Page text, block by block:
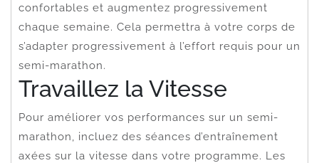
confortables et augmentez progressivement
chaque semaine. Cela permettra à votre corps de
s’adapter progressivement à l’effort requis pour un
semi-marathon.
Travaillez la Vitesse
Pour améliorer vos performances sur un semi-
marathon, incluez des séances d’entraînement
axées sur la vitesse dans votre programme. Les